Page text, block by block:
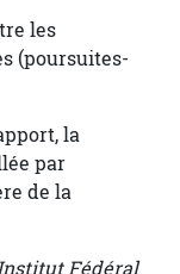
les
(poursuites-
la
par
de la
Fédéral